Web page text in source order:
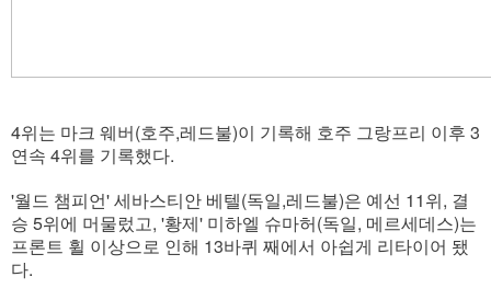
4위는 마크 웨버(호주,레드불)이 기록해 호주 그랑프리 이후 3
연속 4위를 기록했다.
'월드 챔피언' 세바스티안 베텔(독일,레드불)은 예선 11위, 결
승 5위에 머물렀고, '황제' 미하엘 슈마허(독일, 메르세데스)는
프론트 휠 이상으로 인해 13바퀴 째에서 아쉽게 리타이어 됐
다.